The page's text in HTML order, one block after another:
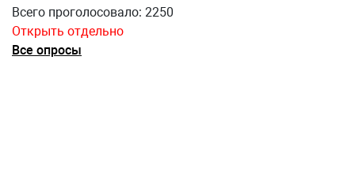
Всего проголосовало: 2250
Открыть отдельно
Все опросы